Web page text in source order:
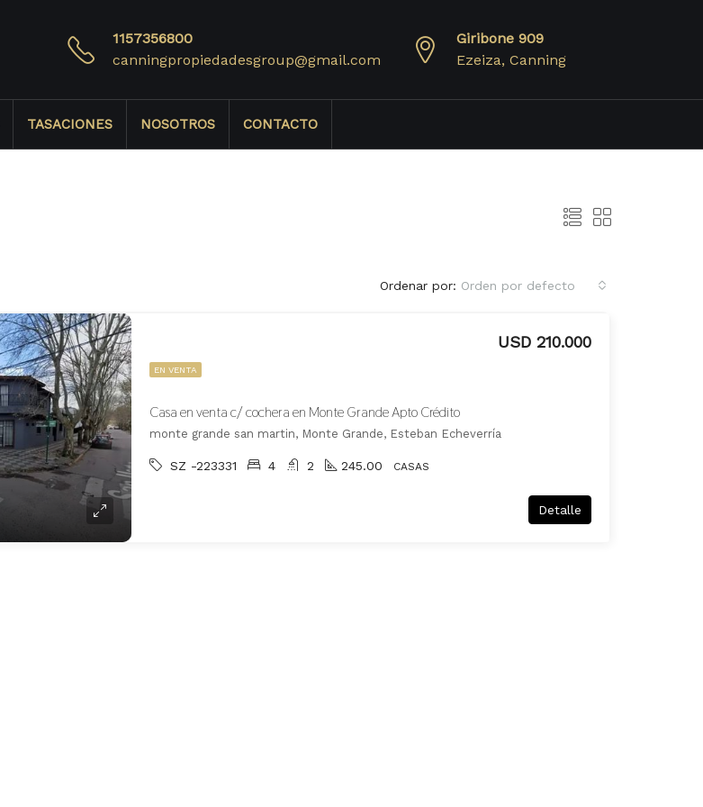
1157356800
canningpropiedadesgroup@gmail.com
Giribone 909
Ezeiza, Canning
TASACIONES NOSOTROS CONTACTO
Ordenar por: Orden por defecto
EN VENTA
Casa en venta c/ cochera en Monte Grande Apto Crédito
USD 210.000
monte grande san martin, Monte Grande, Esteban Echeverría
SZ -223331 4 2 245.00 CASAS
Detalle